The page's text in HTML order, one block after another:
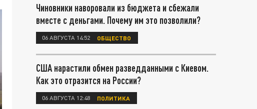
Чиновники наворовали из бюджета и сбежали
вместе с деньгами. Почему им это позволили?
06 АВГУСТА 14:52 ОБЩЕСТВО
США нарастили обмен разведданными с Киевом.
Как это отразится на России?
06 АВГУСТА 12:48 ПОЛИТИКА